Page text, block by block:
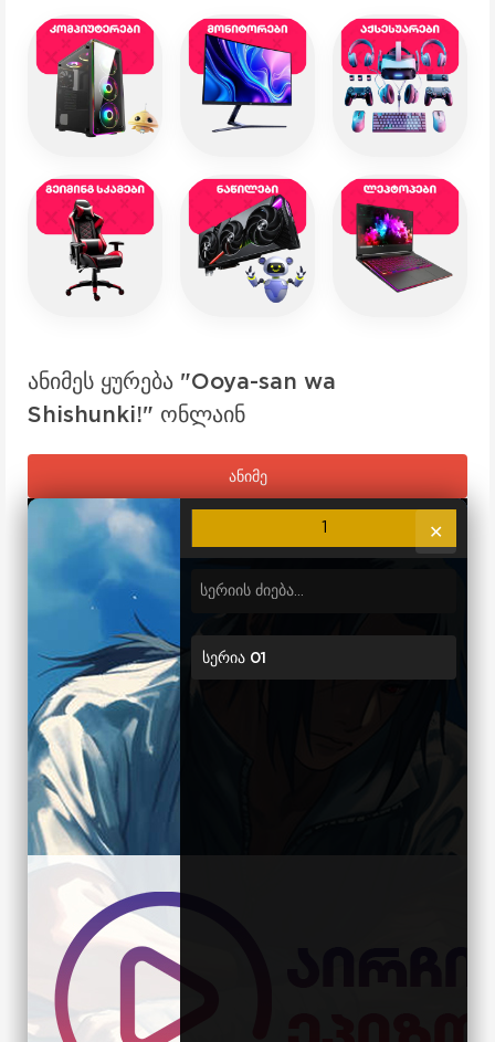
ანიმეს ყურება "Ooya-san wa
Shishunki!" ონლაინ
ანიმე
✕
1
სერია 01